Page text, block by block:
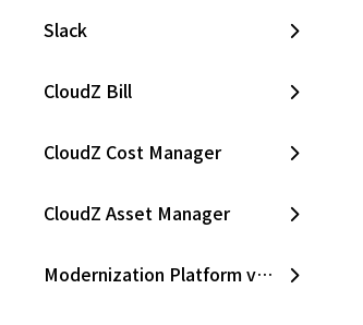
Slack
CloudZ Bill
CloudZ Cost Manager
CloudZ Asset Manager
Modernization Platform v1.0